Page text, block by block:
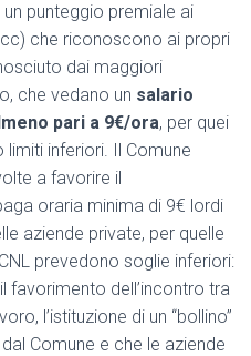
punteggio premiale ai
che riconoscono ai propri
dai maggiori
che vedano un salario
pari a 9€/ora, per quei
inferiori. Il Comune
a favorire il
oraria minima di 9€ lordi
aziende private, per quelle
prevedono soglie inferiori:
favorimento dell’incontro tra
l’istituzione di un “bollino”
Comune e che le aziende